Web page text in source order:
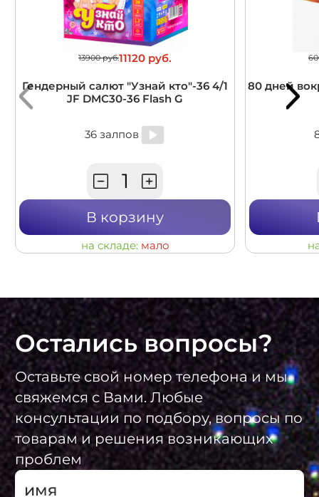
13900 руб.11120 руб.
Гендерный салют "Узнай кто"-36 4/1
JF DMC30-36 Flash G
36 залпов
В корзину
на складе: мало
80 дней
Остались вопросы?
Оставьте свой номер телефона и мы
свяжемся с Вами. Любые
консультации по подбору, вопросы по
товарам и решения возникающих
проблем